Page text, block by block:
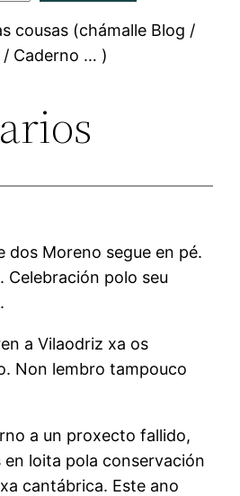
cousas (chámalle Blog /
/ Caderno … )
dos Moreno segue en pé.
Celebración polo seu
a Vilaodriz xa os
Non lembro tampouco
a un proxecto fallido,
en loita pola conservación
cantábrica. Este ano